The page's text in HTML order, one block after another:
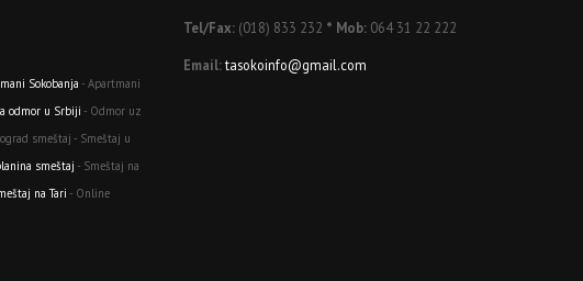
Sokobanja - Apartmani
odmor u Srbiji - Odmor uz
smeštaj - Smeštaj u
smeštaj - Smeštaj na
na Tari - Online
Tel/Fax:(018) 833 232 * Mob:064 31 22 222
Email: tasokoinfo@gmail.com